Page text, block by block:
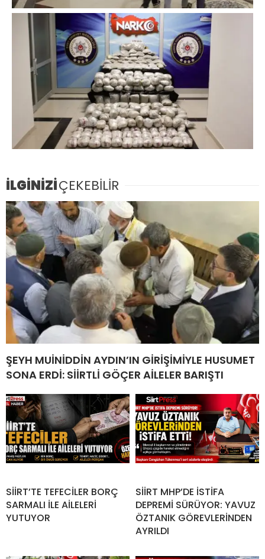
İLGİNİZİÇEKEBİLİR
ŞEYH MUİNİDDİN AYDIN’IN GİRİŞİMİYLE HUSUMET
SONA ERDİ: SİİRTLİ GÖÇER AİLELER BARIŞTI
SİİRT’TE TEFECİLER BORÇ
SARMALI İLE AİLELERİ
YUTUYOR
SİİRT MHP’DE İSTİFA
DEPREMİ SÜRÜYOR: YAVUZ
ÖZTANIK GÖREVLERİNDEN
AYRILDI